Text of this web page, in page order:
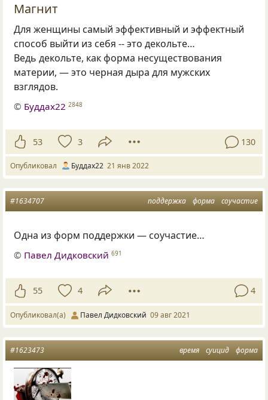
Магнит
Для женщины самый эффективный и эффектный
способ выйти из себя -- это декольте…
Ведь декольте, как форма несуществования
материи, — это черная дыра для мужских
взглядов.
© Буддах22 2848
53 3 130
Опубликовал Буддах22 21 янв 2022
поддержка форма соучастие
#1634707
Одна из форм поддержки — соучастие…
© Павел Дидковский 691
55 4 4
Опубликовал(а) Павел Дидковский 09 авг 2021
время суицид форма
#1623473